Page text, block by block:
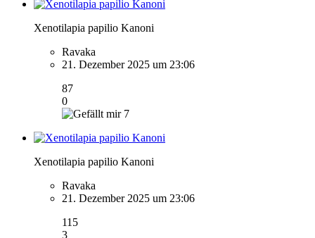
Xenotilapia papilio Kanoni
Ravaka
21. Dezember 2025 um 23:06
87
0
7
Xenotilapia papilio Kanoni
Ravaka
21. Dezember 2025 um 23:06
115
3